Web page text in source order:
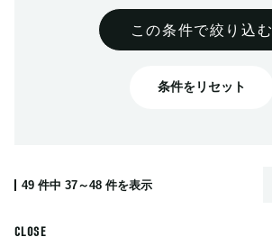
この条件で絞り込む
条件をリセット
49 件中 37～48 件を表示
CLOSE